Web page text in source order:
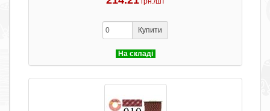
Купити
На складі